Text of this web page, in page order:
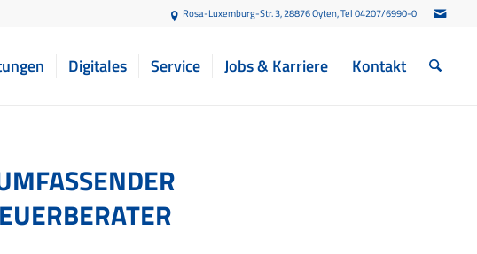
Rosa-Luxemburg-Str. 3, 28876 Oyten, Tel 04207/6990-0
Digitales Service Jobs & Karriere Kontakt